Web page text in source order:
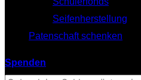
Seifenherstellung
Patenschaft schenken
Spenden